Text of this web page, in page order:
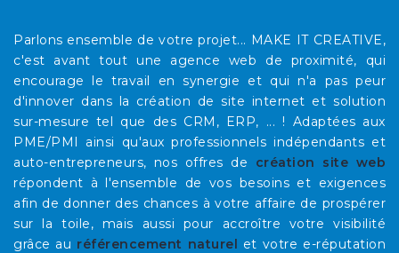
Parlons ensemble de votre projet... MAKE IT CREATIVE,
c'est avant tout une agence web de proximité, qui
encourage le travail en synergie et qui n'a pas peur
d'innover dans la création de site internet et solution
sur-mesure tel que des CRM, ERP, ... ! Adaptées aux
PME/PMI ainsi qu'aux professionnels indépendants et
auto-entrepreneurs, nos offres de création site web
répondent à l'ensemble de vos besoins et exigences
afin de donner des chances à votre affaire de prospérer
sur la toile, mais aussi pour accroître votre visibilité
grâce au référencement naturel et votre e-réputation